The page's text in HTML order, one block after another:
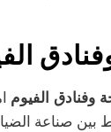
وفنادق الفيوم
بين صناعة